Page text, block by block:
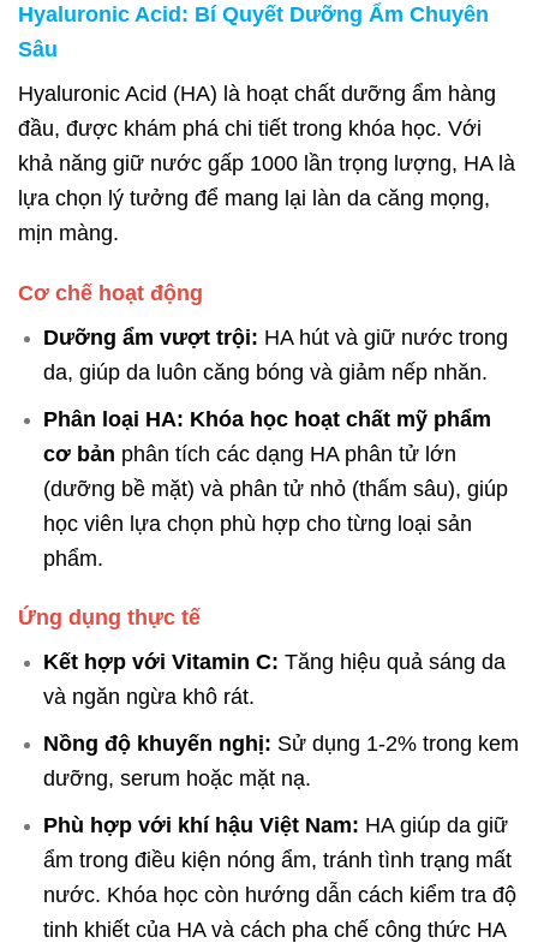
Hyaluronic Acid: Bí Quyết Dưỡng Ẩm Chuyên
Sâu
Hyaluronic Acid (HA) là hoạt chất dưỡng ẩm hàng
đầu, được khám phá chi tiết trong khóa học. Với
khả năng giữ nước gấp 1000 lần trọng lượng, HA là
lựa chọn lý tưởng để mang lại làn da căng mọng,
mịn màng.
Cơ chế hoạt động
Dưỡng ẩm vượt trội: HA hút và giữ nước trong
da, giúp da luôn căng bóng và giảm nếp nhăn.
Phân loại HA: Khóa học hoạt chất mỹ phẩm
cơ bản phân tích các dạng HA phân tử lớn
(dưỡng bề mặt) và phân tử nhỏ (thấm sâu), giúp
học viên lựa chọn phù hợp cho từng loại sản
phẩm.
Ứng dụng thực tế
Kết hợp với Vitamin C: Tăng hiệu quả sáng da
và ngăn ngừa khô rát.
Nồng độ khuyến nghị: Sử dụng 1-2% trong kem
dưỡng, serum hoặc mặt nạ.
Phù hợp với khí hậu Việt Nam: HA giúp da giữ
ẩm trong điều kiện nóng ẩm, tránh tình trạng mất
nước. Khóa học còn hướng dẫn cách kiểm tra độ
tinh khiết của HA và cách pha chế công thức HA